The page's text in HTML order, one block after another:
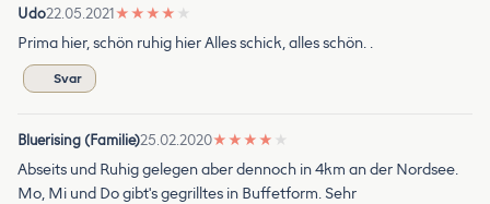
Udo22.05.2021★ ★ ★ ★ ★
Prima hier, schön ruhig hier Alles schick, alles schön. .
Svar
Bluerising (Familie)25.02.2020★ ★ ★ ★ ★
Abseits und Ruhig gelegen aber dennoch in 4km an der Nordsee.
Mo, Mi und Do gibt's gegrilltes in Buffetform. Sehr